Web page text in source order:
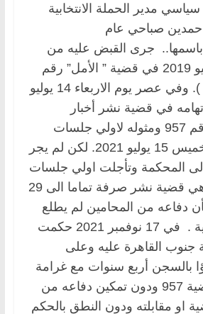
مدير الحملة الانتخابية
صباحي عام
باسمها.. جرى القبض عليه من
منزله فجر 25 يونيو 2019 في قضية ” الأمل” رقم
930 لسنة 2019 ). وفي عصر يوم الاربعاء 14 يوليو
في قضية نشر أخبار
وشائعات تحمل رقم 957 ومثوله لاولي جلسات
محاكمتها صباح الخميس 15 يوليو 2021. لكن لم يجر
المحكمة وتأجلت اولي جلسات
القضية الجديدة وهي قضية نشر صرفة تماما الى 29
علما بأن دفاعه من المحامين لم يطلع
على اوراق القضية . في 17 نوفمبر 2021 حكمت
جنوب القاهرة عليه وعلى
بالسجن أربع سنوات مع غرامة
500 جنيه في القضية 957 ودون تمكين دفاعه من
او مقابلته ودون النطق بالحكم